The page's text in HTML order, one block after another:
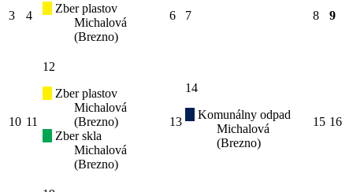
3 4
Zber plastov
Michalová
(Brezno)
6 7 8 9
10 11
12
Zber plastov
Michalová
(Brezno)
Zber skla
Michalová
(Brezno)
13
14
Komunálny odpad
Michalová
(Brezno)
15 16